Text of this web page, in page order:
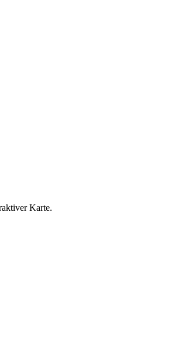
Karte.